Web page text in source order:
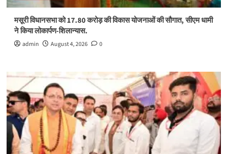
मसूरी विधानसभा को 17.80 करोड़ की विकास योजनाओं की सौगात, सीएम धामी
ने किया लोकार्पण-शिलान्यास.
admin August 4, 2026 0